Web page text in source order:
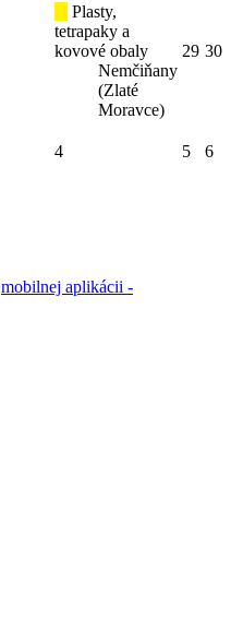
Plasty,
tetrapaky a
kovové obaly
Nemčiňany
(Zlaté
Moravce)
29 30
4 5
6
mobilnej aplikácii -